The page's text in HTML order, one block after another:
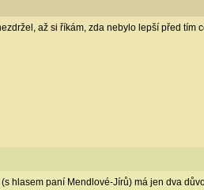
až si říkám, zda nebylo lepší před tím
hlasem paní Mendlové-Jírů) má jen dva